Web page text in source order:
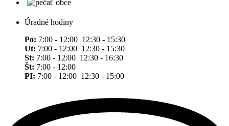
Úradné hodiny
Po: 7:00 - 12:00 12:30 - 15:30
Ut: 7:00 - 12:00 12:30 - 15:30
St: 7:00 - 12:00 12:30 - 16:30
Št: 7:00 - 12:00
PI: 7:00 - 12:00 12:30 - 15:00